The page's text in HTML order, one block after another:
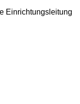
Einrichtungsleitung